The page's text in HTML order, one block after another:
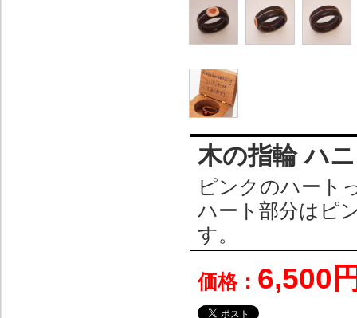
木の指輪 ハ
ピンクのハート
ハート部分はピ
す。
価格： 6,500